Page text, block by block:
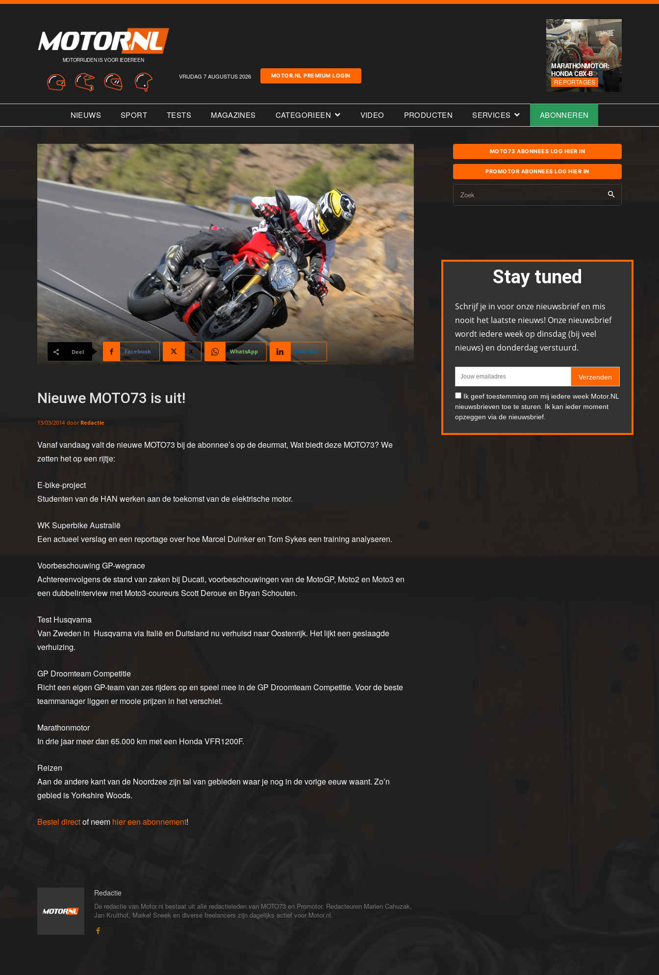
MOTORRIJDEN IS VOOR IEDEREEN
VRIJDAG 7 AUGUSTUS 2026 MOTOR.NL PREMIUM LOGIN
MARATHONMOTOR:
HONDA CBX-B
REPORTAGES
NIEUWS SPORT TESTS MAGAZINES CATEGORIEEN VIDEO PRODUCTEN SERVICES ABONNEREN
Deel Facebook X WhatsApp Linkedin
Nieuwe MOTO73 is uit!
13/03/2014 door Redactie
Vanaf vandaag valt de nieuwe MOTO73 bij de abonnee’s op de deurmat, Wat biedt deze MOTO73? We
zetten het op een rijtje:
E-bike-project
Studenten van de HAN werken aan de toekomst van de elektrische motor.
WK Superbike Australië
Een actueel verslag en een reportage over hoe Marcel Duinker en Tom Sykes een training analyseren.
Voorbeschouwing GP-wegrace
Achtereenvolgens de stand van zaken bij Ducati, voorbeschouwingen van de MotoGP, Moto2 en Moto3 en
een dubbelinterview met Moto3-coureurs Scott Deroue en Bryan Schouten.
Test Husqvarna
Van Zweden in Husqvarna via Italië en Duitsland nu verhuisd naar Oostenrijk. Het lijkt een geslaagde
verhuizing.
GP Droomteam Competitie
Richt een eigen GP-team van zes rijders op en speel mee in de GP Droomteam Competitie. Voor de beste
teammanager liggen er mooie prijzen in het verschiet.
Marathonmotor
In drie jaar meer dan 65.000 km met een Honda VFR1200F.
Reizen
Aan de andere kant van de Noordzee zijn tal van gebieden waar je nog in de vorige eeuw waant. Zo’n
gebied is Yorkshire Woods.
Bestel directof neem hier een abonnement!
Redactie
De redactie van Motor.nl bestaat uit alle redactieleden van MOTO73 en Promotor. Redacteuren Marien Cahuzak,
Jan Kruithof, Maikel Sneek en diverse freelancers zijn dagelijks actief voor Motor.nl.
MOTO73 ABONNEES LOG HIER IN
PROMOTOR ABONNEES LOG HIER IN
Zoek
Stay tuned
Schrijf je in voor onze nieuwsbrief en mis
nooit het laatste nieuws! Onze nieuwsbrief
wordt iedere week op dinsdag (bij veel
nieuws) en donderdag verstuurd.
Verzenden
Ik geef toestemming om mij iedere week Motor.NL
nieuwsbrieven toe te sturen. Ik kan ieder moment
opzeggen via de nieuwsbrief.